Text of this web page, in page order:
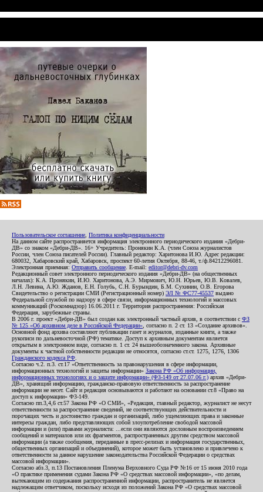
Пользовательское соглашение Политика конфиденциальности
На данном сайте распространяется информация электронного периодического издания «Дебри-
ДВ» со знаком «Дебри-ДВ». 16+ Учредитель: Пронякин К.А. (член Союза журналистов
России, член Союза писателей России). Главный редактор: Харитонова И.Ю. Адрес редакции:
680032, Хабаровский край, Хабаровск, проспект 60-летия Октября, 88-46, т./ф.84212296081.
Электронная приемная: Отправить сообщение . E-mail: editor@debri-dv.com
Редакционный совет электронного периодического издания «Дебри-ДВ» (на общественных
началах): К.А. Пронякин, И.Ю. Харитонова, А.Э. Мирмович, Ю.Н. Юрьев, Ю.В. Ковалев,
Л.Н. Левина, А.Ю. Жданов, Е.Н. Голубь, С.Н. Бурындин, Б.М. Сухинин, О.В. Егорова
Свидетельство о регистрации СМИ (Регистрационный номер) ЭЛ № ФС77-45537 выдано
Федеральной службой по надзору в сфере связи, информационных технологий и массовых
коммуникаций (Роскомнадзор) 16.06.2011 г. Территория распространения: Российская
Федерация, зарубежные страны.
В 2006 г. проект «Дебри-ДВ» был создан как электронный частный архив, в соответствии с ФЗ
№ 125 «Об архивном деле в Российской Федерации» , согласно п. 2 ст. 13 «Создание архивов».
Основной фонд архива составляют публикации газет и журналов, изданные книги, а также
рукописи по дальневосточной (РФ) тематике. Доступ к архивным документам является
открытым в электронном виде, согласно п. 1 ст. 24 вышеобозначенного закона. Архивные
документы к частной собственности редакции не относятся, согласно ст.ст. 1275, 1276, 1306
Гражданского кодекса РФ
Согласно ч.2. п.3. ст.17 «Ответственность за правонарушения в сфере информации,
информационных технологий и защиты информации» Закона РФ «Об информации,
информационных технологиях и о защите информации» (ФЗ-149 от 27.07.06 г.) архив «Дебри-
ДВ», хранящий информацию, гражданско-правовую ответственность за распространение
информации не несет. Сайт и редакция основываются и работают на основании ст.8 «Право на
доступ к информации» ФЗ-149.
Согласно пп.3,4,6 ст.57 Закона РФ «О СМИ», «Редакция, главный редактор, журналист не несут
ответственности за распространение сведений, не соответствующих действительности и
порочащих честь и достоинство граждан и организаций, либо ущемляющих права и законные
интересы граждан, либо представляющих собой злоупотребление свободой массовой
информации и (или) правами журналиста: ...если они являются дословным воспроизведением
сообщений и материалов или их фрагментов, распространенных другим средством массовой
информации (а также сообщения, переданные в пресс-релизах и информация государственных,
общественных организаций и объединений), которое может быть установлено и привлечено к
ответственности за данное нарушение законодательства Российской Федерации о средствах
массовой информации».
Согласно абз.3, п.13 Постановления Пленума Верховного Суда РФ №16 от 15 июня 2010 года
«О практике применения судами Закона РФ «О средствах массовой информации», «по делам,
вытекающим из содержания распространенной информации, распространитель не является
надлежащим ответчиком, поскольку исходя из положений Закона РФ «О средствах массовой